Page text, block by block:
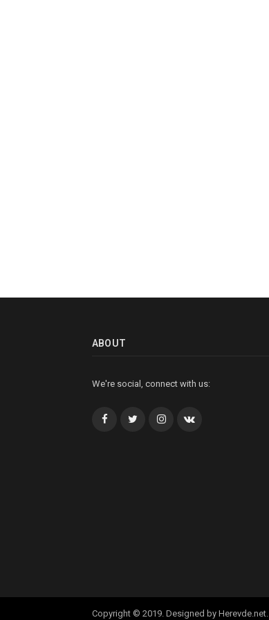
ABOUT
We're social, connect with us:
FacebookTwitterİnstagram+
VK
Copyright © 2019. Designed by Herevde.net.